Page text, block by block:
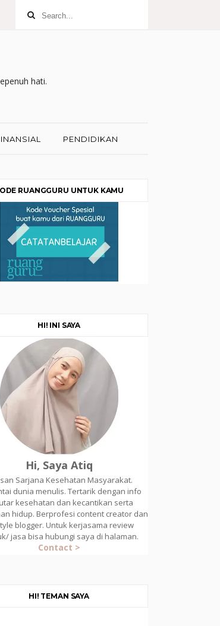
hati.
PENDIDIKAN
RUANGGURU UNTUK KAMU
HI! INI SAYA
Hi, Saya Atiq
Sarjana Kesehatan Masyarakat.
dunia menulis. Tertarik dengan info
kesehatan dan kecantikan serta
hidup. Berprofesi content creator dan
blogger. Untuk kerjasama review
jasa bisa hubungi saya di halaman.
Contact >
HI! TEMAN SAYA